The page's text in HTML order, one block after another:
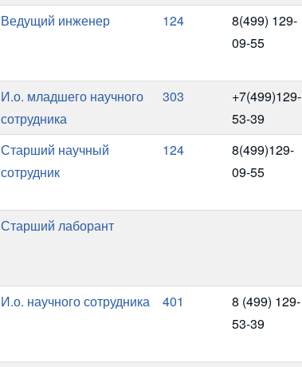
Ведущий инженер 124
8(499) 129-
09-55
И.о. младшего научного
сотрудника
303
+7(499)129-
53-39
Старший научный
сотрудник
124
8(499)129-
09-55
Старший лаборант
И.о. научного сотрудника 401
8 (499) 129-
53-39